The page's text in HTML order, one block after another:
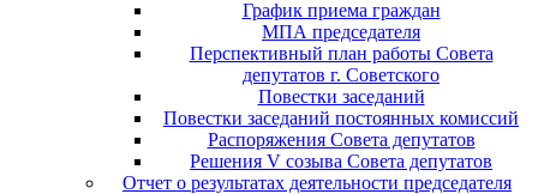
График приема граждан
МПА председателя
Перспективный план работы Совета
депутатов г. Советского
Повестки заседаний
Повестки заседаний постоянных комиссий
Распоряжения Совета депутатов
Решения V созыва Совета депутатов
Отчет о результатах деятельности председателя